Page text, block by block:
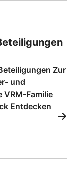
Zur
und
VRM-Familie
Entdecken